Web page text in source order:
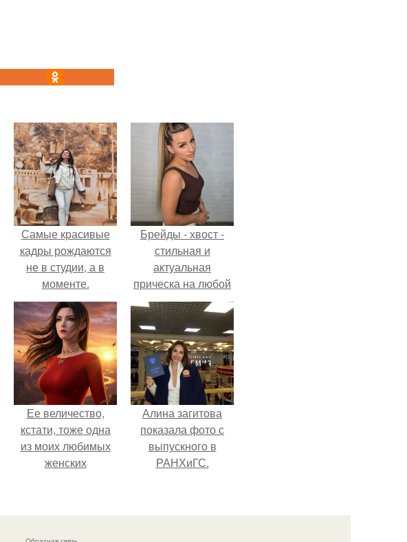
Самые красивые
кадры рождаются
не в студии, а в
моменте.
Брейды - хвост -
стильная и
актуальная
прическа на любой
случай.
Ее величество,
кстати, тоже одна
из моих любимых
женских
Алина загитова
показала фото с
выпускного в
РАНХиГС.